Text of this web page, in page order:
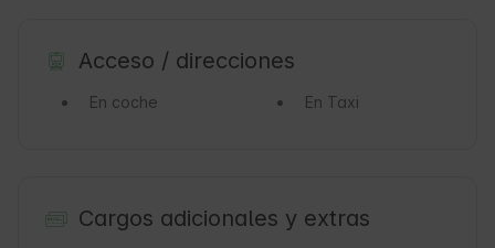
Acceso / direcciones
En coche En Taxi
Cargos adicionales y extras